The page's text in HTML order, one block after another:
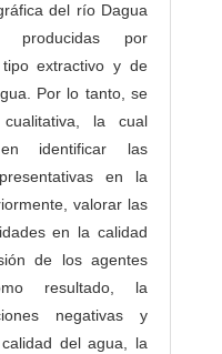
del río Dagua
producidas por
extractivo y de
Por lo tanto, se
la cual
en identificar las
en la
valorar las
en la calidad
de los agentes
resultado, la
negativas y
del agua, la